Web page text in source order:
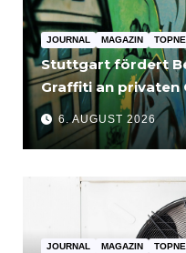
JOURNAL MAGAZIN
Stuttgart fördert
Graffiti an privaten
bis 3.500 Euro
6. AUGUST 2026
JOURNAL MAGAZIN